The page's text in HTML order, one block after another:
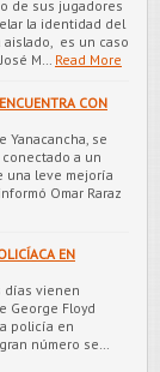
de sus jugadores
la identidad del
es un caso
M…
Read More
CON
Yanacancha, se
a un
una leve mejoría
Omar Raraz
EN
días vienen
George Floyd
policía en
número se…